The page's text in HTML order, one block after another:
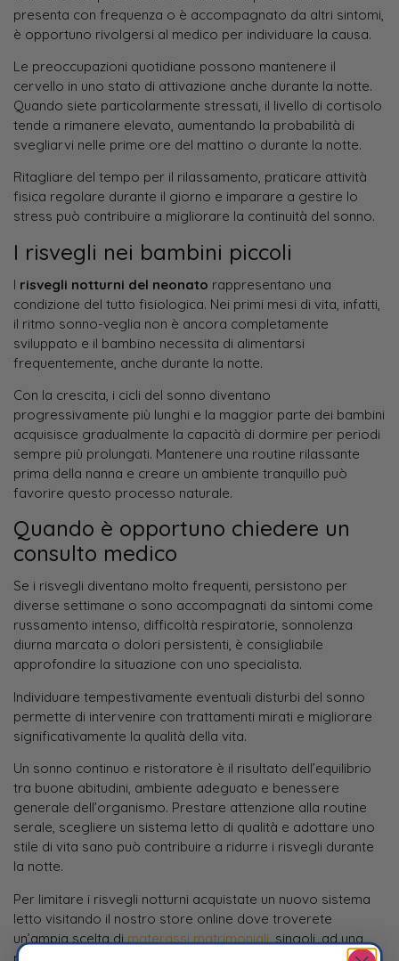
presenta con frequenza o è accompagnato da altri sintomi,
è opportuno rivolgersi al medico per individuare la causa.
Le preoccupazioni quotidiane possono mantenere il
cervello in uno stato di attivazione anche durante la notte.
Quando siete particolarmente stressati, il livello di cortisolo
tende a rimanere elevato, aumentando la probabilità di
svegliarvi nelle prime ore del mattino o durante la notte.
Ritagliare del tempo per il rilassamento, praticare attività
fisica regolare durante il giorno e imparare a gestire lo
stress può contribuire a migliorare la continuità del sonno.
I risvegli nei bambini piccoli
I risvegli notturni del neonato rappresentano una
condizione del tutto fisiologica. Nei primi mesi di vita, infatti,
il ritmo sonno-veglia non è ancora completamente
sviluppato e il bambino necessita di alimentarsi
frequentemente, anche durante la notte.
Con la crescita, i cicli del sonno diventano
progressivamente più lunghi e la maggior parte dei bambini
acquisisce gradualmente la capacità di dormire per periodi
sempre più prolungati. Mantenere una routine rilassante
prima della nanna e creare un ambiente tranquillo può
favorire questo processo naturale.
Quando è opportuno chiedere un
consulto medico
Se i risvegli diventano molto frequenti, persistono per
diverse settimane o sono accompagnati da sintomi come
russamento intenso, difficoltà respiratorie, sonnolenza
diurna marcata o dolori persistenti, è consigliabile
approfondire la situazione con uno specialista.
Individuare tempestivamente eventuali disturbi del sonno
permette di intervenire con trattamenti mirati e migliorare
significativamente la qualità della vita.
Un sonno continuo e ristoratore è il risultato dell’equilibrio
tra buone abitudini, ambiente adeguato e benessere
generale dell’organismo. Prestare attenzione alla routine
serale, scegliere un sistema letto di qualità e adottare uno
stile di vita sano può contribuire a ridurre i risvegli durante
la notte.
Per limitare i risvegli notturni acquistate un nuovo sistema
letto visitando il nostro store online dove troverete
un’ampia scelta dimaterassi matrimoniali, singoli, ad una
piazza e mezza oltre a reti, cuscini, accessori, topper e